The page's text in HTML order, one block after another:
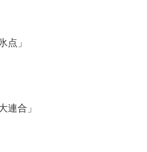
点」
連合」